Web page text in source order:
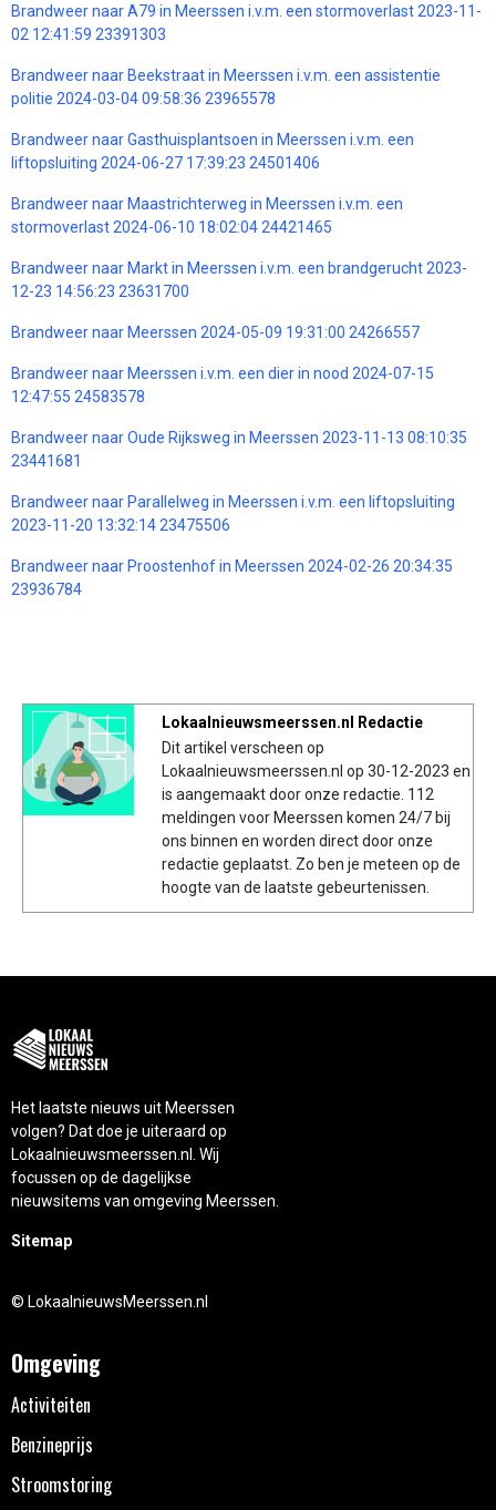
Brandweer naar A79 in Meerssen i.v.m. een stormoverlast 2023-11-
02 12:41:59 23391303
Brandweer naar Beekstraat in Meerssen i.v.m. een assistentie
politie 2024-03-04 09:58:36 23965578
Brandweer naar Gasthuisplantsoen in Meerssen i.v.m. een
liftopsluiting 2024-06-27 17:39:23 24501406
Brandweer naar Maastrichterweg in Meerssen i.v.m. een
stormoverlast 2024-06-10 18:02:04 24421465
Brandweer naar Markt in Meerssen i.v.m. een brandgerucht 2023-
12-23 14:56:23 23631700
Brandweer naar Meerssen 2024-05-09 19:31:00 24266557
Brandweer naar Meerssen i.v.m. een dier in nood 2024-07-15
12:47:55 24583578
Brandweer naar Oude Rijksweg in Meerssen 2023-11-13 08:10:35
23441681
Brandweer naar Parallelweg in Meerssen i.v.m. een liftopsluiting
2023-11-20 13:32:14 23475506
Brandweer naar Proostenhof in Meerssen 2024-02-26 20:34:35
23936784
Lokaalnieuwsmeerssen.nl Redactie
Dit artikel verscheen op
Lokaalnieuwsmeerssen.nl op 30-12-2023 en
is aangemaakt door onze redactie. 112
meldingen voor Meerssen komen 24/7 bij
ons binnen en worden direct door onze
redactie geplaatst. Zo ben je meteen op de
hoogte van de laatste gebeurtenissen.
Het laatste nieuws uit Meerssen
volgen? Dat doe je uiteraard op
Lokaalnieuwsmeerssen.nl. Wij
focussen op de dagelijkse
nieuwsitems van omgeving Meerssen.
Sitemap
© LokaalnieuwsMeerssen.nl
Omgeving
Activiteiten
Benzineprijs
Stroomstoring